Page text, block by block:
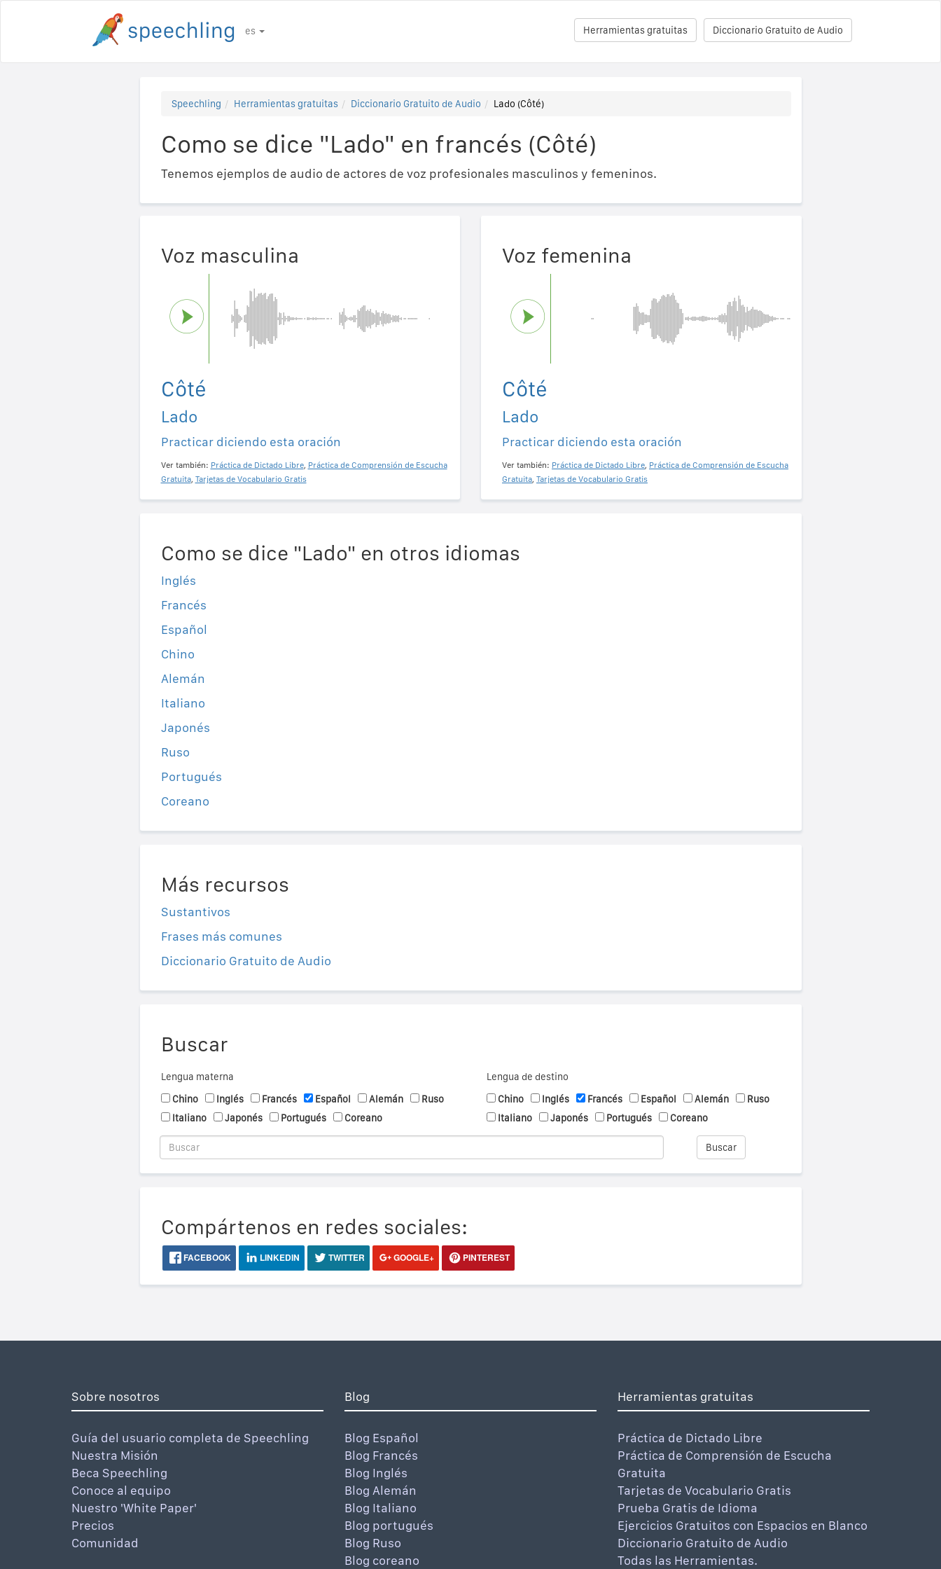
es Diccionario Gratuito de Audio
Herramientas gratuitas
Speechling Herramientas gratuitas Diccionario Gratuito de Audio Lado (Côté)
Como se dice "Lado" en francés (Côté)
Tenemos ejemplos de audio de actores de voz profesionales masculinos y femeninos.
Voz masculina
Côté
Lado
Practicar diciendo esta oración
Ver también: Práctica de Dictado Libre, Práctica de Comprensión de Escucha
Gratuita, Tarjetas de Vocabulario Gratis
Voz femenina
Côté
Lado
Practicar diciendo esta oración
Ver también: Práctica de Dictado Libre, Práctica de Comprensión de Escucha
Gratuita, Tarjetas de Vocabulario Gratis
Como se dice "Lado" en otros idiomas
Inglés
Francés
Español
Chino
Alemán
Italiano
Japonés
Ruso
Portugués
Coreano
Más recursos
Sustantivos
Frases más comunes
Diccionario Gratuito de Audio
Buscar
Lengua materna
Chino
Inglés Francés Español Alemán
Ruso
Italiano
Japonés Portugués Coreano
Lengua de destino
Chino
Inglés Francés Español Alemán
Ruso
Italiano
Japonés Portugués Coreano
Buscar
Compártenos en redes sociales:
FACEBOOK LINKEDIN TWITTER GOOGLE+ PINTEREST
Sobre nosotros
Guía del usuario completa de Speechling
Nuestra Misión
Beca Speechling
Conoce al equipo
Nuestro 'White Paper'
Precios
Comunidad
Blog
Blog Español
Blog Francés
Blog Inglés
Blog Alemán
Blog Italiano
Blog portugués
Blog Ruso
Blog coreano
Herramientas gratuitas
Práctica de Dictado Libre
Práctica de Comprensión de Escucha
Gratuita
Tarjetas de Vocabulario Gratis
Prueba Gratis de Idioma
Ejercicios Gratuitos con Espacios en Blanco
Diccionario Gratuito de Audio
Todas las Herramientas.